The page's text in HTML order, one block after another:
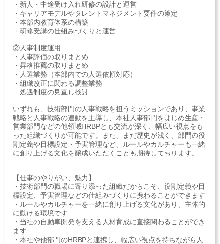
・新人・中途受け入れ研修の設計と運営
・キャリアモデルやタレントマネジメント要件の策定
・本部内教育体系の構築
・研修受講の仕組みづくりと運営
②人事制度運用
・人事評価の取りまとめ
・昇格推薦の取りまとめ
・人選業務（本部内での人選依頼対応）
・組織改正に関わる調整業務
・処遇制度の見直し検討
いずれも、技術部門の人事戦略を担うミッションであり、事業
戦略と人事戦略の連動を主導し、本社人事部門をはじめ生産・
営業部門などの他領域HRBPとも交流が深く、幅広い視点をも
った組織づくりが可能です。また、まだ歴史が浅く、部門の役
割定義や目標設定・予実管理など、ルールやカルチャーも一緒
に創り上げる文化を醸成いただくことも期待しております。
【仕事のやりがい、魅力】
・技術部門の職場に寄り添った組織だからこそ、役割定義や目
標設定、予実管理などの仕組みづくりに携わることができます
・ルールやカルチャーを一緒に創り上げる文化があり、主体的
に動ける環境です
・当社の自動車開発を支える人材育成に直接関わることができ
ます
・本社や他部門のHRBPと連携し、幅広い視点を持ちながら人